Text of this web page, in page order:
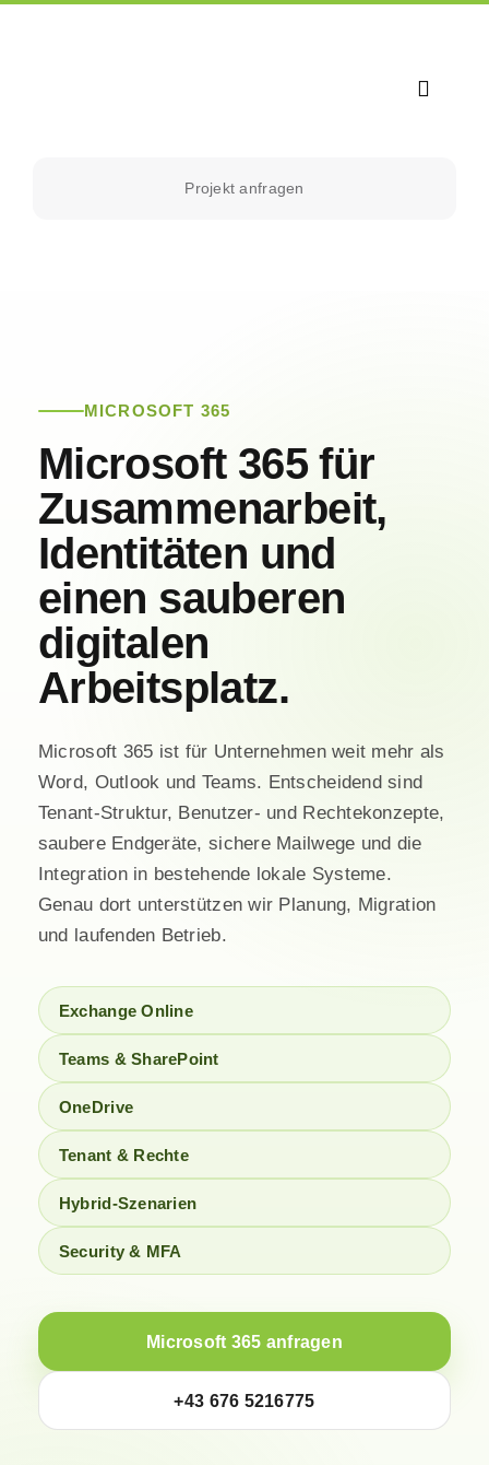
Toggle
Projekt anfragen
MICROSOFT 365
Microsoft 365 für
Zusammenarbeit,
Identitäten und
einen sauberen
digitalen
Arbeitsplatz.
Microsoft 365 ist für Unternehmen weit mehr als
Word, Outlook und Teams. Entscheidend sind
Tenant-Struktur, Benutzer- und Rechtekonzepte,
saubere Endgeräte, sichere Mailwege und die
Integration in bestehende lokale Systeme.
Genau dort unterstützen wir Planung, Migration
und laufenden Betrieb.
Exchange Online
Teams & SharePoint
OneDrive
Tenant & Rechte
Hybrid-Szenarien
Security & MFA
Microsoft 365 anfragen
+43 676 5216775